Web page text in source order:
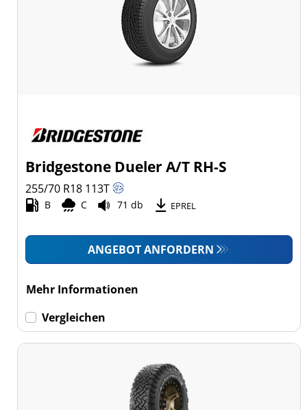
Bridgestone Dueler A/T RH-S
255/70 R18 113T
B C 71 db EPREL
ANGEBOT ANFORDERN
Mehr Informationen
Vergleichen